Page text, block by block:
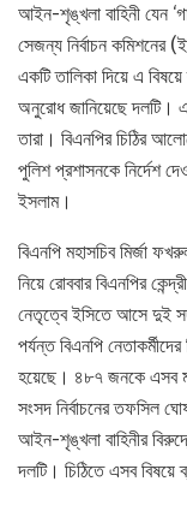
আইন-শৃঙ্খলা বাহিনী যেন
সেজন্য নির্বাচন কমিশনের
একটি তালিকা দিয়ে এ
অনুরোধ জানিয়েছে দলটি।
তারা। বিএনপির চিঠির
পুলিশ প্রশাসনকে নির্দেশ
ইসলাম।
বিএনপি মহাসচিব মির্জা
নিয়ে রোববার বিএনপির
নেতৃত্বে ইসিতে আসে দুই
পর্যন্ত বিএনপি
হয়েছে। ৪৮৭ জনকে এসব
সংসদ নির্বাচনের তফসিল
আইন-শৃঙ্খলা বাহিনীর
দলটি। চিঠিতে এসব বিষয়ে